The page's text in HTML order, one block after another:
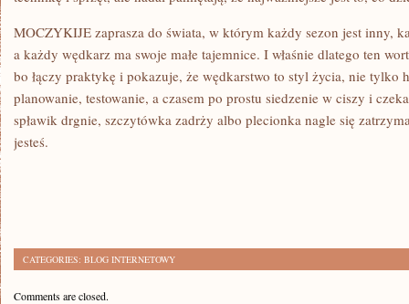
MOCZYKIJE zaprasza do świata, w którym każdy sezon jest inny,
a każdy wędkarz ma swoje małe tajemnice. I właśnie dlatego ten
bo łączy praktykę i pokazuje, że wędkarstwo to styl życia, nie tylko
planowanie, testowanie, a czasem po prostu siedzenie w ciszy i
spławik drgnie, szczytówka zadrży albo plecionka nagle się
jesteś.
CATEGORIES: BLOG INTERNETOWY
Comments are closed.